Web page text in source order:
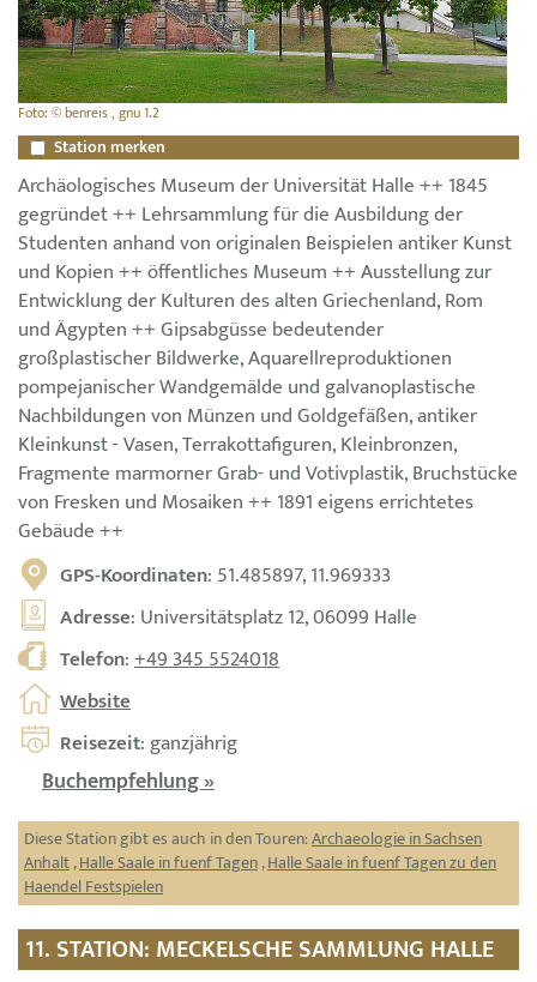
Foto: © benreis , gnu 1.2
Station merken
Archäologisches Museum der Universität Halle ++ 1845
gegründet ++ Lehrsammlung für die Ausbildung der
Studenten anhand von originalen Beispielen antiker Kunst
und Kopien ++ öffentliches Museum ++ Ausstellung zur
Entwicklung der Kulturen des alten Griechenland, Rom
und Ägypten ++ Gipsabgüsse bedeutender
großplastischer Bildwerke, Aquarellreproduktionen
pompejanischer Wandgemälde und galvanoplastische
Nachbildungen von Münzen und Goldgefäßen, antiker
Kleinkunst - Vasen, Terrakottafiguren, Kleinbronzen,
Fragmente marmorner Grab- und Votivplastik, Bruchstücke
von Fresken und Mosaiken ++ 1891 eigens errichtetes
Gebäude ++
GPS-Koordinaten: 51.485897, 11.969333
Adresse: Universitätsplatz 12, 06099 Halle
Telefon:+49 345 5524018
Website
Reisezeit: ganzjährig
Buchempfehlung »
Diese Station gibt es auch in den Touren:Archaeologie in Sachsen
Anhalt,Halle Saale in fuenf Tagen,Halle Saale in fuenf Tagen zu den
Haendel Festspielen
11. STATION: MECKELSCHE SAMMLUNG HALLE